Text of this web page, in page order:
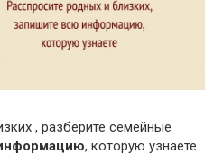
, разберите семейные
, которую узнаете.